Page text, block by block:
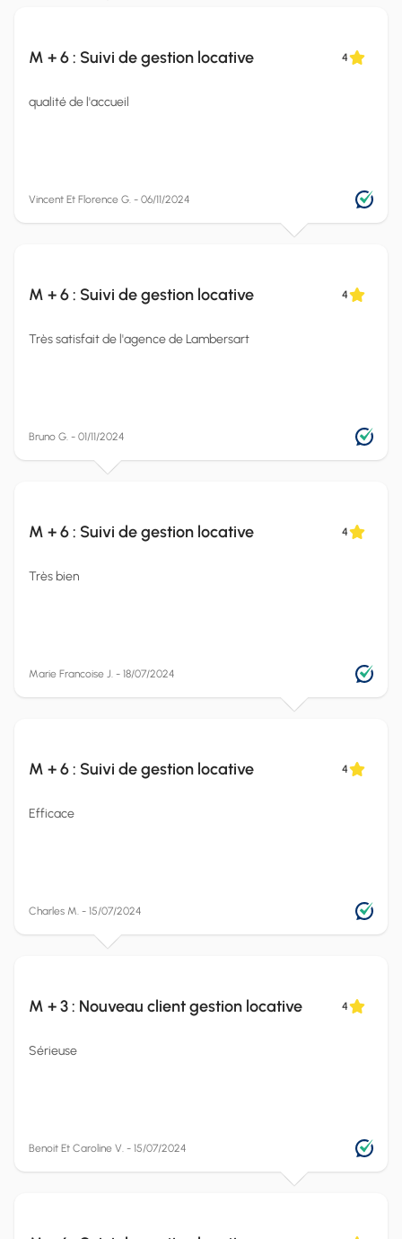
M + 6 : Suivi de gestion locative 4
qualité de l'accueil
Vincent Et Florence G. - 06/11/2024
M + 6 : Suivi de gestion locative 4
Très satisfait de l'agence de Lambersart
Bruno G. - 01/11/2024
M + 6 : Suivi de gestion locative 4
Très bien
Marie Francoise J. - 18/07/2024
M + 6 : Suivi de gestion locative 4
Efficace
Charles M. - 15/07/2024
M + 3 : Nouveau client gestion locative 4
Sérieuse
Benoit Et Caroline V. - 15/07/2024